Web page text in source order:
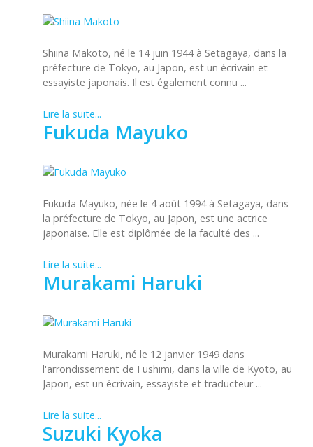
Shiina Makoto, né le 14 juin 1944 à Setagaya, dans la
préfecture de Tokyo, au Japon, est un écrivain et
essayiste japonais. Il est également connu ...
Lire la suite...
Fukuda Mayuko
Fukuda Mayuko, née le 4 août 1994 à Setagaya, dans
la préfecture de Tokyo, au Japon, est une actrice
japonaise. Elle est diplômée de la faculté des ...
Lire la suite...
Murakami Haruki
Murakami Haruki, né le 12 janvier 1949 dans
l'arrondissement de Fushimi, dans la ville de Kyoto, au
Japon, est un écrivain, essayiste et traducteur ...
Lire la suite...
Suzuki Kyoka